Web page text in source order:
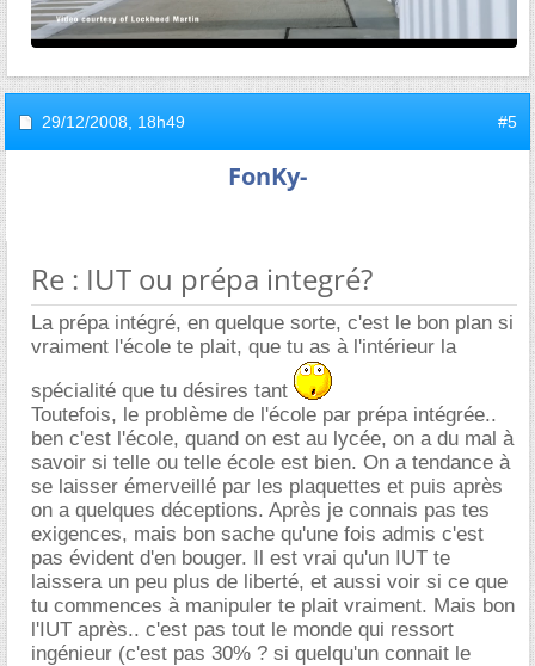
29/12/2008, 18h49 #5
FonKy-
Re : IUT ou prépa integré?
La prépa intégré, en quelque sorte, c'est le bon plan si
vraiment l'école te plait, que tu as à l'intérieur la
spécialité que tu désires tant
Toutefois, le problème de l'école par prépa intégrée..
ben c'est l'école, quand on est au lycée, on a du mal à
savoir si telle ou telle école est bien. On a tendance à
se laisser émerveillé par les plaquettes et puis après
on a quelques déceptions. Après je connais pas tes
exigences, mais bon sache qu'une fois admis c'est
pas évident d'en bouger. Il est vrai qu'un IUT te
laissera un peu plus de liberté, et aussi voir si ce que
tu commences à manipuler te plait vraiment. Mais bon
l'IUT après.. c'est pas tout le monde qui ressort
ingénieur (c'est pas 30% ? si quelqu'un connait le